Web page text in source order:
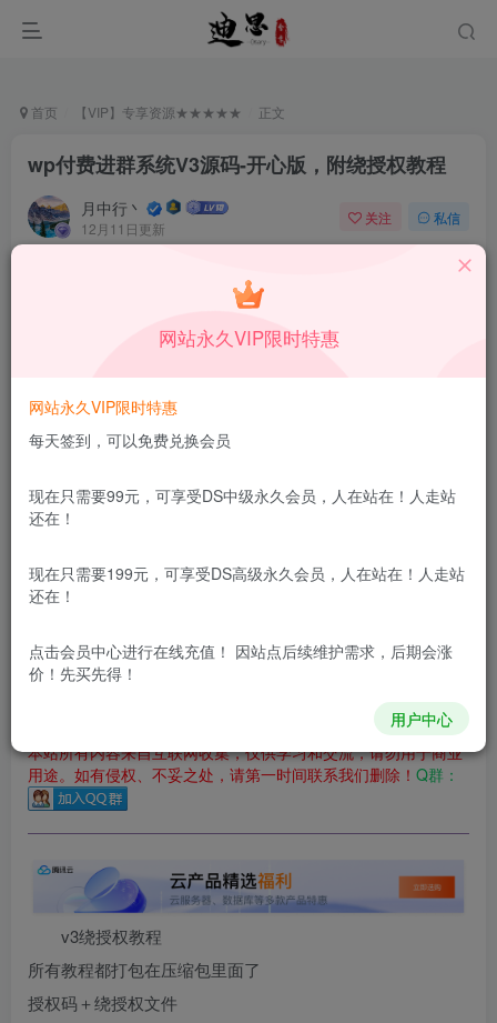
首页 【VIP】专享资源★★★★★ 正文
wp付费进群系统V3源码-开心版，附绕授权教程
月中行丶
12月11日更新
关注 私信
wp付费进群系统V3源码-开心版，附绕授权教程
此内容为付费资源，请付费后查看
￥9.9
DS中级会员免费
本站付费资源为网络虚拟产品，由于网络资源具有极快的可复制性，
本站内容分为：登录回复下载，积分下载，RMB下载，积分下
载及登录回复下载，都为免费资源，积分只需签到就可以获
得！
本站所有内容来自互联网收集，仅供学习和交流，请勿用于商业
用途。如有侵权、不妥之处，请第一时间联系我们删除！ Q群：
v3绕授权教程
所有教程都打包在压缩包里面了
授权码＋绕授权文件
网站永久VIP限时特惠
网站永久VIP限时特惠
每天签到，可以免费兑换会员
现在只需要99元，可享受DS中级永久会员，人在站在！人走站
还在！
现在只需要199元，可享受DS高级永久会员，人在站在！人走站
还在！
点击会员中心进行在线充值！ 因站点后续维护需求，后期会涨
价！先买先得！
用户中心